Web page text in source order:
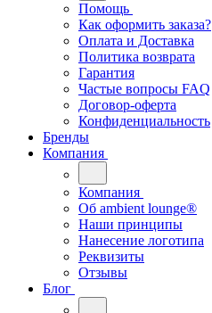
Помощь
Как оформить заказа?
Оплата и Доставка
Политика возврата
Гарантия
Частые вопросы FAQ
Договор-оферта
Конфиденциальность
Бренды
Компания
Компания
Oб ambient lounge®
Наши принципы
Нанесение логотипа
Реквизиты
Отзывы
Блог